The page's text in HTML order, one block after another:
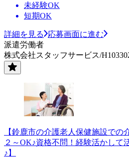
未経験OK
短期OK
詳細を見る
応募画面に進む
派遣労働者
株式会社スタッフサービス/
【鈴鹿市の介護老人保健施設で
２～OK♪資格不問！経験活かして
♪】